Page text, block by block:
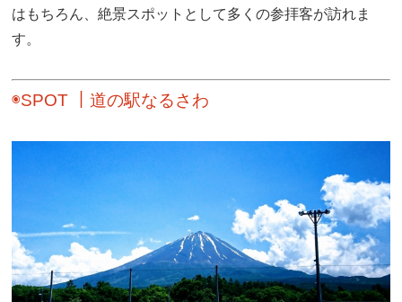
はもちろん、絶景スポットとして多くの参拝客が訪れま
す。
◉SPOT ｜道の駅なるさわ